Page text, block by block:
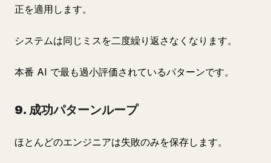
正を適用します。
システムは同じミスを二度繰り返さなくなります。
本番 AI で最も過小評価されているパターンです。
9. 成功パターンループ
ほとんどのエンジニアは失敗のみを保存します。